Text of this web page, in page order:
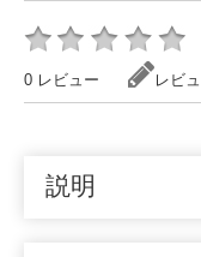
0 レビュー レビ
説明